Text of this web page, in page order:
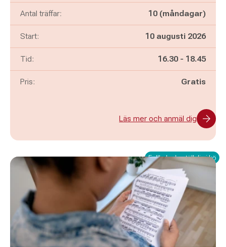
Antal träffar: 10 (måndagar)
Start: 10 augusti 2026
Tid: Pågår mellan
16.30 - och
18.45
Pris: Gratis
Läs mer och anmäl dig
Fullbokad - ställ dig i kö